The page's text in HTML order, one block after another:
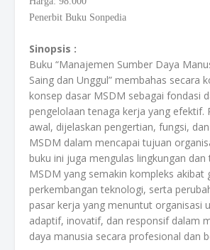
Penerbit Buku Sonpedia
Sinopsis :
Buku “Manajemen Sumber Daya
Saing dan Unggul” membahas secara
konsep dasar MSDM sebagai fondasi
pengelolaan tenaga kerja yang efektif.
awal, dijelaskan pengertian, fungsi,
MSDM dalam mencapai tujuan
buku ini juga mengulas lingkungan dan
MSDM yang semakin kompleks akibat
perkembangan teknologi, serta
pasar kerja yang menuntut organisasi
adaptif, inovatif, dan responsif dalam
daya manusia secara profesional dan